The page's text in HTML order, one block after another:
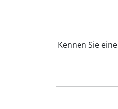
Kennen Sie